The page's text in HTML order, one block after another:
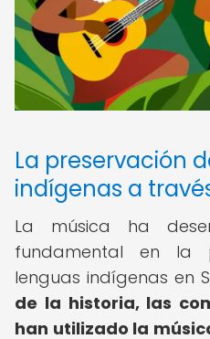
La preservación
indígenas a
La música ha
fundamental en la
lenguas indígenas en
de la historia, las
han utilizado la